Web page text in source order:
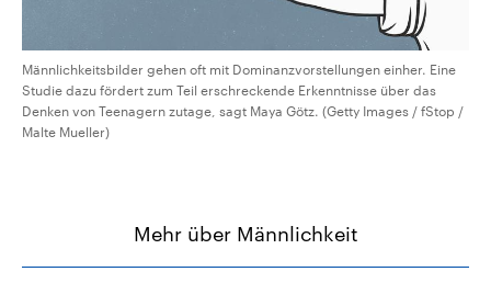
Männlichkeitsbilder gehen oft mit Dominanzvorstellungen einher. Eine
Studie dazu fördert zum Teil erschreckende Erkenntnisse über das
Denken von Teenagern zutage, sagt Maya Götz. (Getty Images / fStop /
Malte Mueller)
Mehr über Männlichkeit